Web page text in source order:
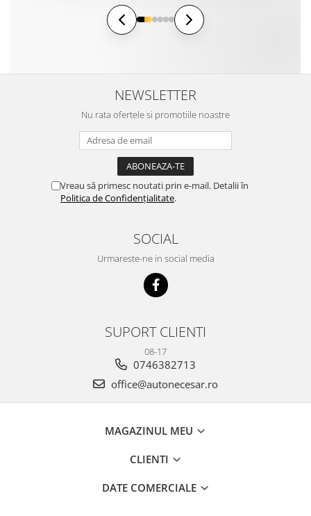
NEWSLETTER
Nu rata ofertele si promotiile noastre
Vreau să primesc noutati prin e-mail. Detalii în
Politica de Confidențialitate.
SOCIAL
Urmareste-ne in social media
SUPORT CLIENTI
08-17
0746382713
office@autonecesar.ro
MAGAZINUL MEU
CLIENTI
DATE COMERCIALE